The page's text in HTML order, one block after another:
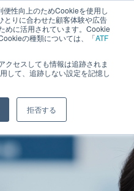
性向上のためCookieを使用し
りに合わせた顧客体験や広告
めに活用されています。Cookie
の種類については、「ATF
クセスしても情報は追跡されま
して、追跡しない設定を記憶し
拒否する